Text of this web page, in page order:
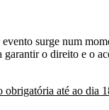
surge num
o direito e o
obrigatória até ao dia